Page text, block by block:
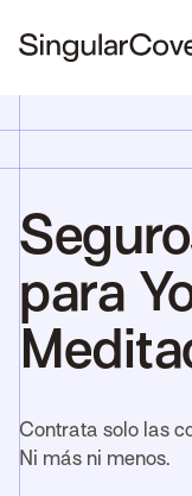
para
Contrata solo las
Ni más ni menos.